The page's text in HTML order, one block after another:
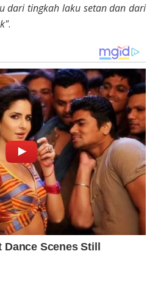
dari tingkah laku setan dan dari
.